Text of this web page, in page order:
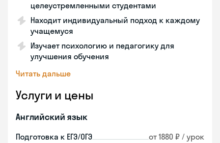
целеустремленными студентами
Находит индивидуальный подход к каждому
учащемуся
Изучает психологию и педагогику для
улучшения обучения
Читать дальше
Услуги и цены
Английский язык
Подготовка к ЕГЭ/ОГЭ от 1880 ₽ / урок